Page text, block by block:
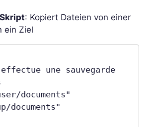
: Kopiert Dateien von einer
ein Ziel
une sauvegarde
documents"
documents"